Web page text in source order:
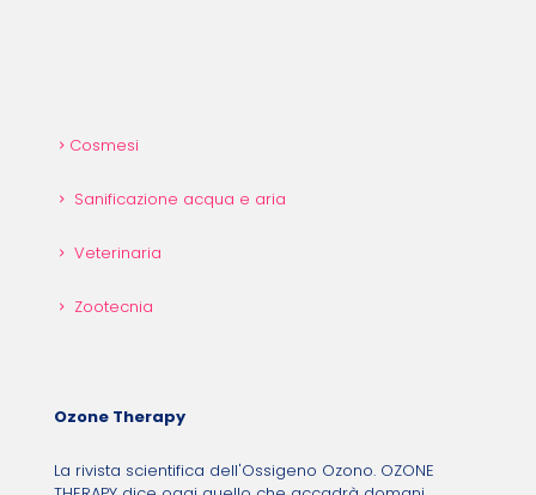
Cosmesi
Sanificazione acqua e aria
Veterinaria
Zootecnia
Ozone Therapy
La rivista scientifica dell'Ossigeno Ozono. OZONE